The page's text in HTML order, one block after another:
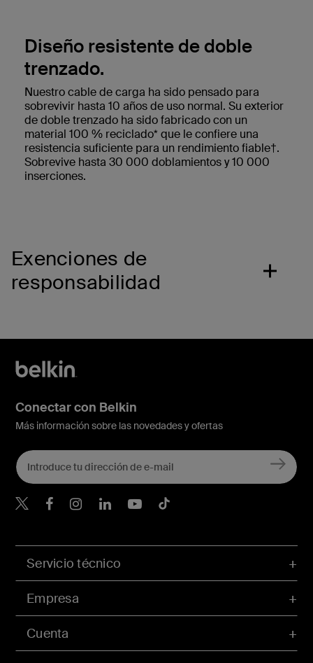
Diseño resistente de doble
trenzado.
Nuestro cable de carga ha sido pensado para
sobrevivir hasta 10 años de uso normal. Su exterior
de doble trenzado ha sido fabricado con un
material 100 % reciclado* que le confiere una
resistencia suficiente para un rendimiento fiable†.
Sobrevive hasta 30 000 doblamientos y 10 000
inserciones.
Exenciones de
responsabilidad
Cuenta
Servicio técnico
Empresa
Conectar con Belkin
Más información sobre las novedades y ofertas
Belkin Twitter